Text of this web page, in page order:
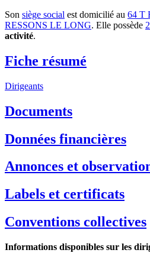
Son siège social est domicilié au 64 T
RESSONS LE LONG. Elle possède 2
activité.
Fiche résumé
Dirigeants
Documents
Données financières
Annonces et
Labels et certificats
Conventions collectives
Informations disponibles sur les